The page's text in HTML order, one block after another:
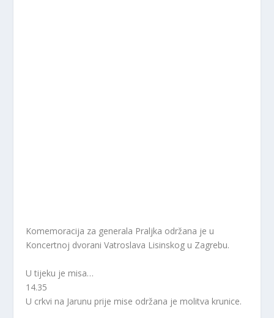
Komemoracija za generala Praljka održana je u
Koncertnoj dvorani Vatroslava Lisinskog u Zagrebu.
U tijeku je misa…
14.35
U crkvi na Jarunu prije mise održana je molitva krunice.